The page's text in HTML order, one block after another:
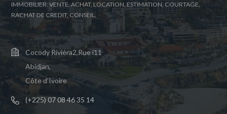
IMMOBILIER: VENTE, ACHAT, LOCATION, ESTIMATION, COURTAGE,
RACHAT DE CREDIT, CONSEIL.
Cocody Riviéra2,Rue i11
Abidjan,
Côte d'Ivoire
(+225) 07 08 46 35 14